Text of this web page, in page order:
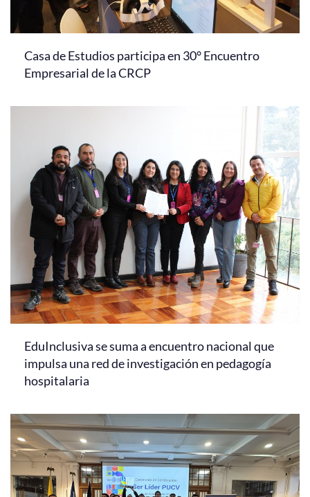
Casa de Estudios participa en 30° Encuentro
Empresarial de la CRCP
EduInclusiva se suma a encuentro nacional que
impulsa una red de investigación en pedagogía
hospitalaria